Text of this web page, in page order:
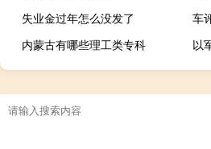
失业金过年怎么没发了
内蒙古有哪些理工类专科